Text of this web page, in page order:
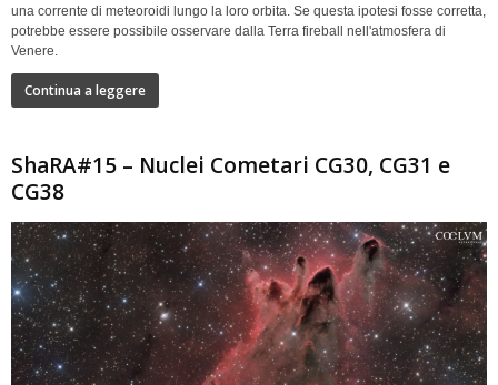
una corrente di meteoroidi lungo la loro orbita. Se questa ipotesi fosse corretta,
potrebbe essere possibile osservare dalla Terra fireball nell'atmosfera di
Venere.
Continua a leggere
ShaRA#15 – Nuclei Cometari CG30, CG31 e
CG38